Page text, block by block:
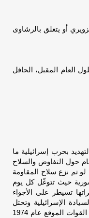
أو يتعلق بالرشاوى
العام المقبل، الحافل
بحرب إسرائيلية ما
حول التفاوض والسلاح
لو تم نزع سلاح المقاومة
حيث تتوغّل كل يوم
تسيطر على الأجواء
الإسرائيلية وتحتل
إضافة له جبل الشيخ والمنطقة العازلة وفق اتفاق فصل القوات الموقع عام 1974